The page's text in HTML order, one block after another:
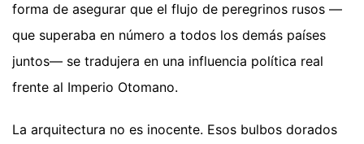
forma de asegurar que el flujo de peregrinos rusos —
que superaba en número a todos los demás países
juntos— se tradujera en una influencia política real
frente al Imperio Otomano.
La arquitectura no es inocente. Esos bulbos dorados